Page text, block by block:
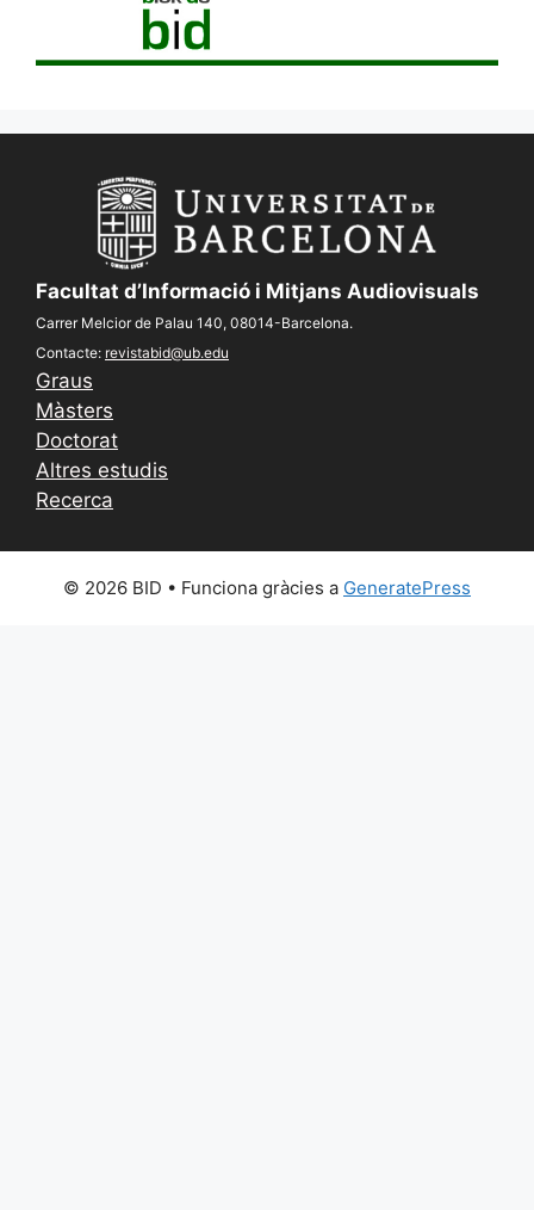
Facultat d’Informació i Mitjans Audiovisuals
Carrer Melcior de Palau 140, 08014-Barcelona.
Contacte: revistabid@ub.edu
Graus
Màsters
Doctorat
Altres estudis
Recerca
© 2026 BID • Funciona gràcies a GeneratePress